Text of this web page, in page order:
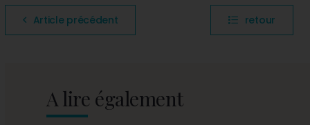
Article précédent retour
A lire également